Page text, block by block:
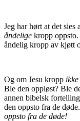
Jeg har hørt at det sies
åndelige kropp
åndelig kropp av kjøtt
Og om Jesu kropp ikke
Ble den oppløst? Ble
annen bibelsk
den oppsto fra de
oppsto fra de døde!